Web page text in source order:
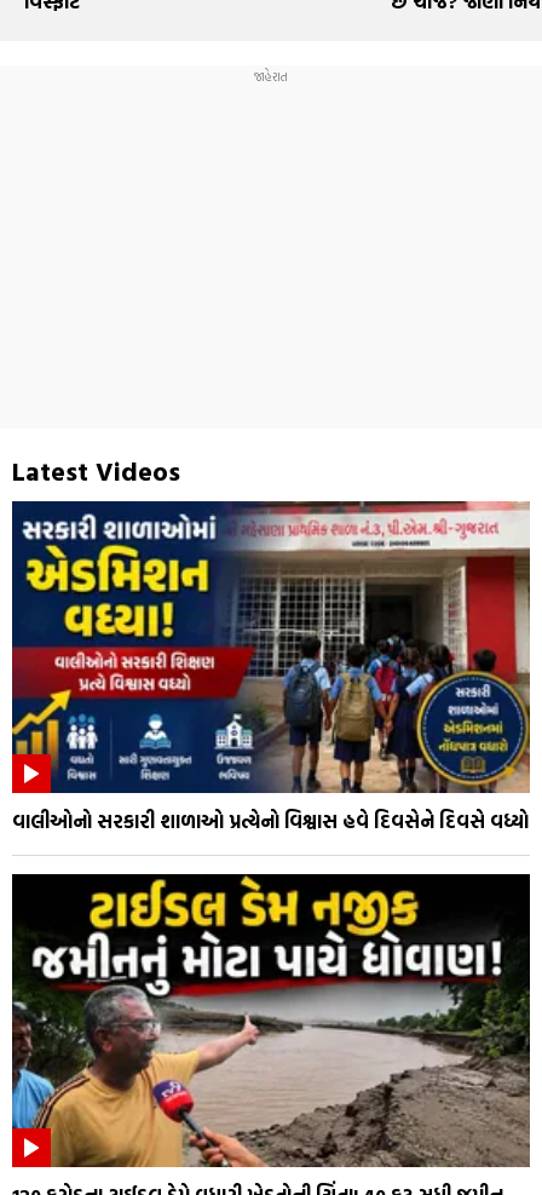
Latest Videos
વાલીઓનો સરકારી શાળાઓ પ્રત્યેનો વિશ્વાસ હવે દિવસેને દિવસે વધ્યો